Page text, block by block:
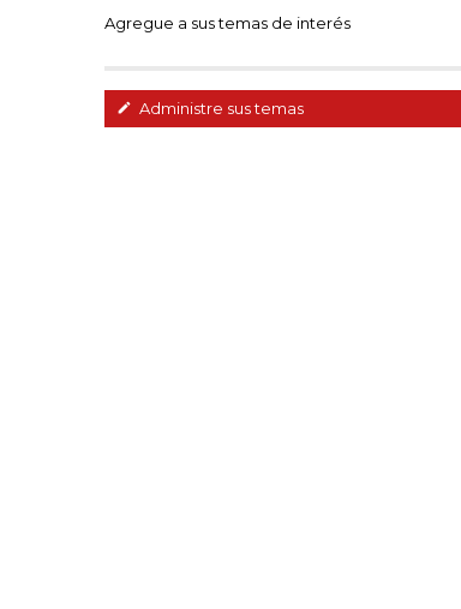
Agregue a sus temas de interés
Administre sus temas